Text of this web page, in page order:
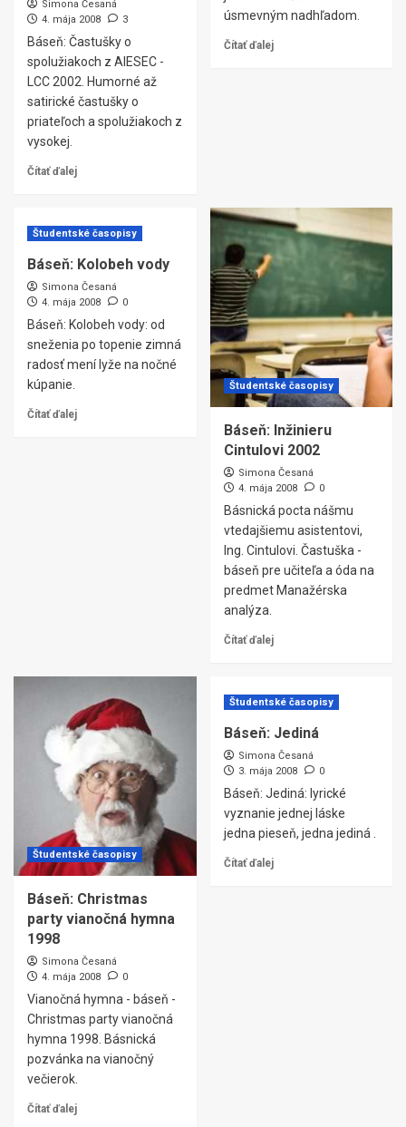
Simona Česaná
4. mája 2008
3
Báseň: Častušky o
spolužiakoch z AIESEC -
LCC 2002. Humorné až
satirické častušky o
priateľoch a spolužiakoch z
vysokej.
Čítať ďalej
úsmevným nadhľadom.
Čítať ďalej
Študentské časopisy
Báseň: Kolobeh vody
Simona Česaná
4. mája 2008
0
Báseň: Kolobeh vody: od
sneženia po topenie zimná
radosť mení lyže na nočné
kúpanie.
Čítať ďalej
Študentské časopisy
Báseň: Inžinieru
Cintulovi 2002
Simona Česaná
4. mája 2008
0
Básnická pocta nášmu
vtedajšiemu asistentovi,
Ing. Cintulovi. Častuška -
báseň pre učiteľa a óda na
predmet Manažérska
analýza.
Čítať ďalej
Študentské časopisy
Báseň: Christmas
party vianočná hymna
1998
Simona Česaná
4. mája 2008
0
Vianočná hymna - báseň -
Christmas party vianočná
hymna 1998. Básnická
pozvánka na vianočný
večierok.
Čítať ďalej
Študentské časopisy
Báseň: Jediná
Simona Česaná
3. mája 2008
0
Báseň: Jediná: lyrické
vyznanie jednej láske
jedna pieseň, jedna jediná .
Čítať ďalej